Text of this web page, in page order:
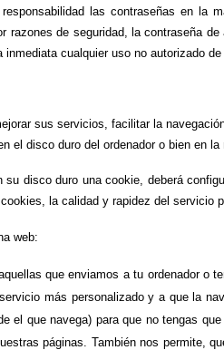
las contraseñas en
razones de seguridad, la contraseña
cualquier uso no autorizado
sus servicios, facilitar la
el disco duro del ordenador o bien en
disco duro una cookie, deberá
la calidad y rapidez del
web:
que enviamos a tu ordenador
más personalizado y a que la
el que navega) para que no tengas
páginas. También nos permite,